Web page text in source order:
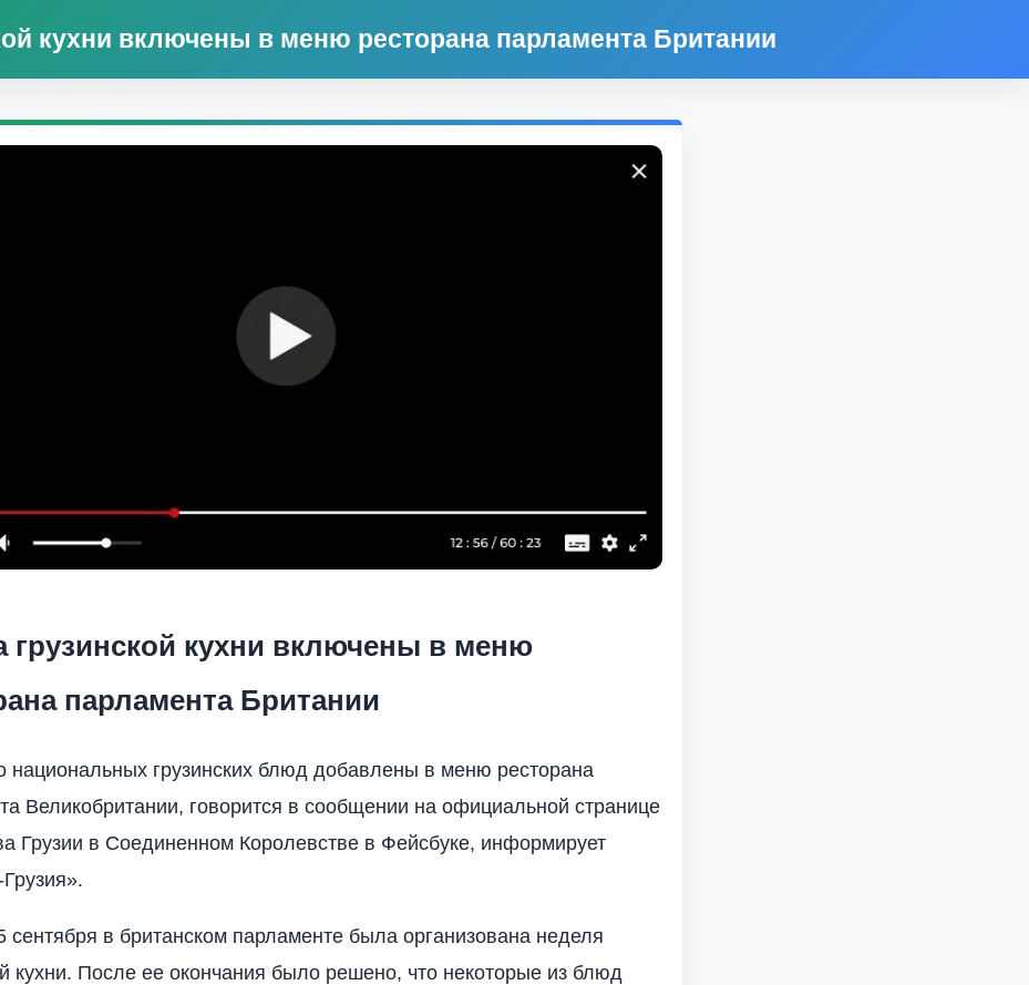
кухни включены в меню ресторана парламента Британии
кухни включены в меню
парламента Британии
национальных грузинских блюд добавлены в меню ресторана
Великобритании, говорится в сообщении на официальной странице
Грузии в Соединенном Королевстве в Фейсбуке, информирует
сентября в британском парламенте была организована неделя
кухни. После ее окончания было решено, что некоторые из блюд